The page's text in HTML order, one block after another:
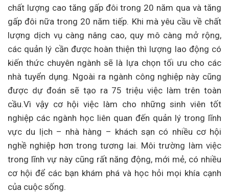
chất lượng cao tăng gấp đôi trong 20 năm qua và tăng
gấp đôi nữa trong 20 năm tiếp. Khi mà yêu cầu về chất
lượng dịch vụ càng nâng cao, quy mô càng mở rộng,
các quản lý cần được hoàn thiện thì lượng lao động có
kiến thức chuyên ngành sẽ là lựa chọn tối ưu cho các
nhà tuyển dụng. Ngoài ra ngành công nghiệp này cũng
được dự đoán sẽ tạo ra 75 triệu việc làm trên toàn
cầu.Vì vậy cơ hội việc làm cho những sinh viên tốt
nghiệp các ngành học liên quan đến quản lý trong lĩnh
vực du lịch – nhà hàng – khách sạn có nhiều cơ hội
nghề nghiệp hơn trong tương lai. Môi trường làm việc
trong lĩnh vự này cũng rất năng động, mới mẻ, có nhiều
cơ hội để các bạn khám phá và học hỏi mọi khía cạnh
của cuộc sống.